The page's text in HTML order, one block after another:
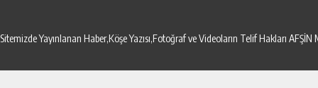
Sitemizde Yayınlanan Haber,Köşe Yazısı,Fotoğraf ve Videoların Telif Hakları